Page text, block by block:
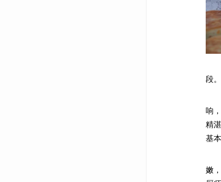
段
响
精
基
嫩